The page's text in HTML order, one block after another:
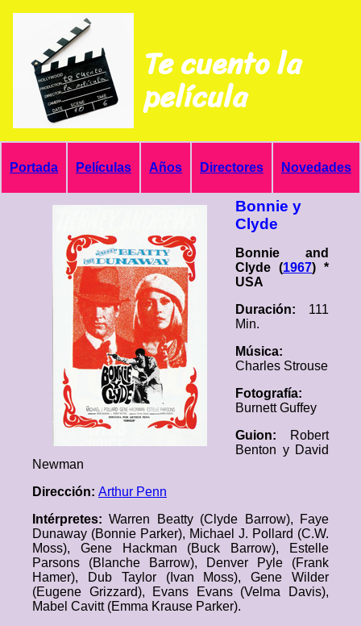
Te cuento la
película
Portada Películas Años Directores Novedades
Bonnie y
Clyde
Bonnie and
Clyde (1967) *
USA
Duración: 111
Min.
Música:
Charles Strouse
Fotografía:
Burnett Guffey
Guion:
Robert
Benton y David
Newman
Dirección: Arthur Penn
Intérpretes:Warren Beatty (Clyde Barrow), Faye
Dunaway (Bonnie Parker), Michael J. Pollard (C.W.
Moss), Gene Hackman (Buck Barrow), Estelle
Parsons (Blanche Barrow), Denver Pyle (Frank
Hamer), Dub Taylor (Ivan Moss), Gene Wilder
(Eugene Grizzard), Evans Evans (Velma Davis),
Mabel Cavitt (Emma Krause Parker).